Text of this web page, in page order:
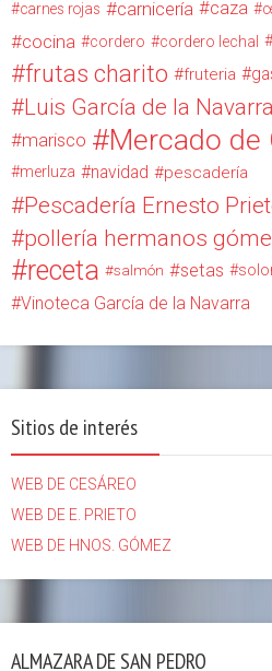
carnes rojas carnicería caza
cocina cordero cordero lechal
frutas charito fruteria
Luis García de la Navarra
marisco Mercado de
merluza navidad pescadería
Pescadería Ernesto
pollería hermanos
receta salmón setas
Vinoteca García de la Navarra
Sitios de interés
WEB DE CESÁREO
WEB DE E. PRIETO
WEB DE HNOS. GÓMEZ
ALMAZARA DE SAN PEDRO